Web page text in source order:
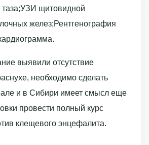
таза;УЗИ щитовидной
желез;Рентгенография
выявили отсутствие
необходимо сделать
и в Сибири имеет смысл еще
провести полный курс
клещевого энцефалита.